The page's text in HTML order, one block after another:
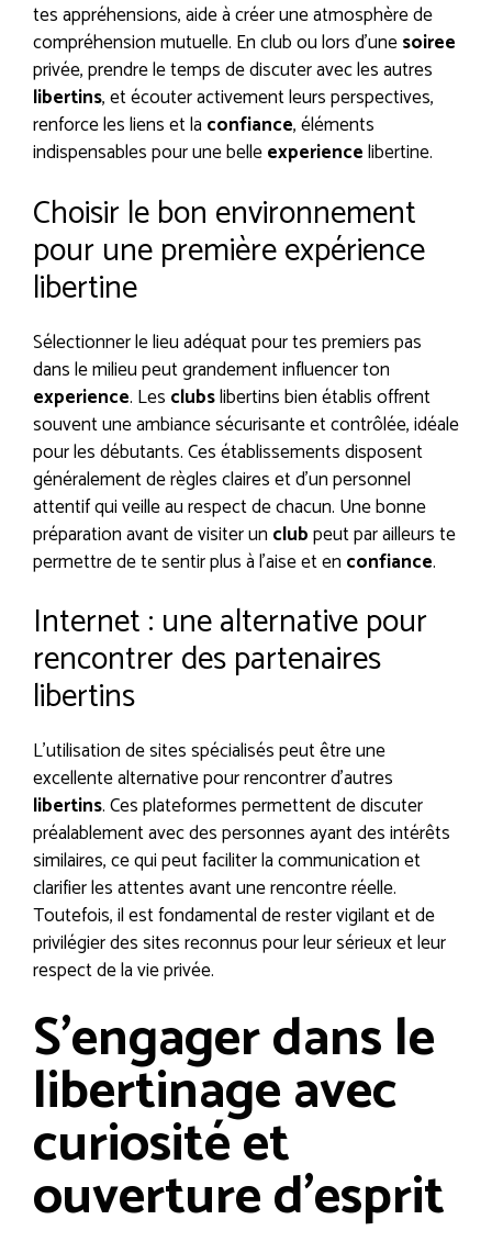
tes appréhensions, aide à créer une atmosphère de
compréhension mutuelle. En club ou lors d’unesoiree
privée, prendre le temps de discuter avec les autres
libertins, et écouter activement leurs perspectives,
renforce les liens et la confiance, éléments
indispensables pour une belleexperiencelibertine.
Choisir le bon environnement
pour une première expérience
libertine
Sélectionner le lieu adéquat pour tes premiers pas
dans le milieu peut grandement influencer ton
experience. Les clubslibertins bien établis offrent
souvent une ambiance sécurisante et contrôlée, idéale
pour les débutants. Ces établissements disposent
généralement de règles claires et d’un personnel
attentif qui veille au respect de chacun. Une bonne
préparation avant de visiter un clubpeut par ailleurs te
permettre de te sentir plus à l’aise et en confiance.
Internet : une alternative pour
rencontrer des partenaires
libertins
L’utilisation de sites spécialisés peut être une
excellente alternative pour rencontrer d’autres
libertins. Ces plateformes permettent de discuter
préalablement avec des personnes ayant des intérêts
similaires, ce qui peut faciliter la communication et
clarifier les attentes avant une rencontre réelle.
Toutefois, il est fondamental de rester vigilant et de
privilégier des sites reconnus pour leur sérieux et leur
respect de la vie privée.
S’engager dans le
libertinage avec
curiosité et
ouverture d’esprit